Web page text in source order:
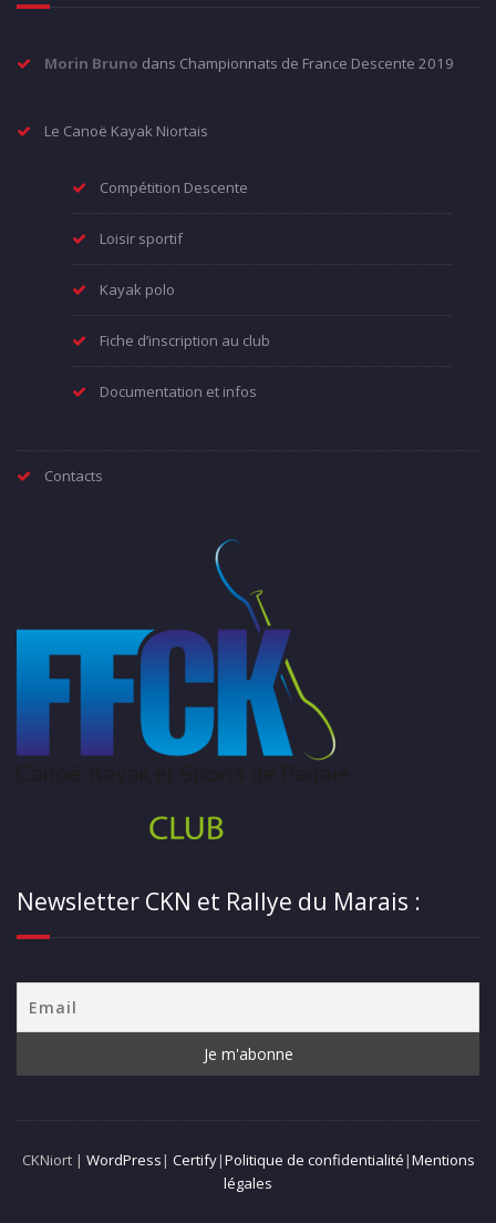
Morin Bruno dans Championnats de France Descente 2019
Le Canoë Kayak Niortais
Compétition Descente
Loisir sportif
Kayak polo
Fiche d’inscription au club
Documentation et infos
Contacts
Newsletter CKN et Rallye du Marais :
CKNiort | WordPress | Certify|Politique de confidentialité |Mentions
légales